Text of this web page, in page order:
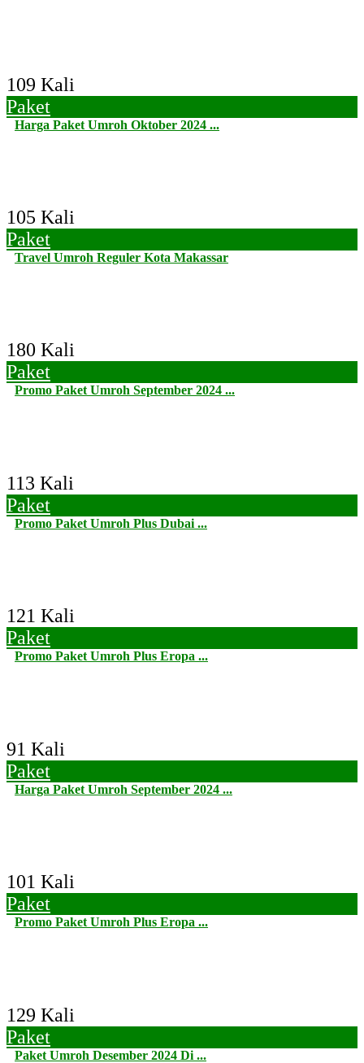
109 Kali
Paket
Harga Paket Umroh Oktober 2024 ...
105 Kali
Paket
Travel Umroh Reguler Kota Makassar
180 Kali
Paket
Promo Paket Umroh September 2024 ...
113 Kali
Paket
Promo Paket Umroh Plus Dubai ...
121 Kali
Paket
Promo Paket Umroh Plus Eropa ...
91 Kali
Paket
Harga Paket Umroh September 2024 ...
101 Kali
Paket
Promo Paket Umroh Plus Eropa ...
129 Kali
Paket
Paket Umroh Desember 2024 Di ...